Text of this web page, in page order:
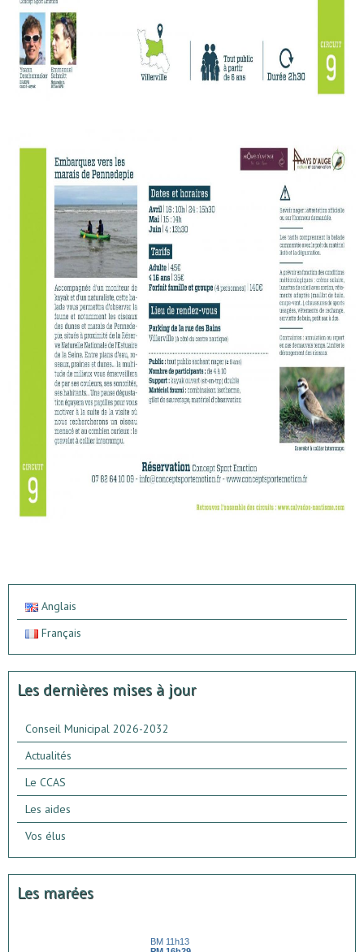
Anglais
Français
Les dernières mises à jour
Conseil Municipal 2026-2032
Actualités
Le CCAS
Les aides
Vos élus
Les marées